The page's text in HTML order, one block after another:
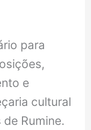
para
e
cultural
Rumine.